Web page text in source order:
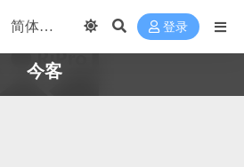
登录
今客